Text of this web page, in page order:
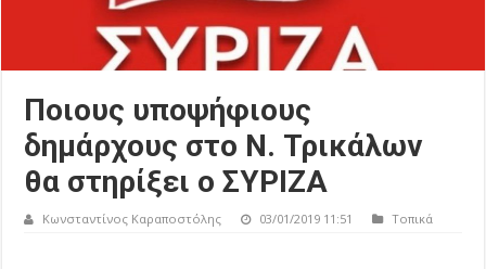
Ποιους υποψήφιους
δημάρχους στο Ν. Τρικάλων
θα στηρίξει ο ΣΥΡΙΖΑ
Κωνσταντίνος Καραποστόλης 03/01/2019 11:51 Τοπικά